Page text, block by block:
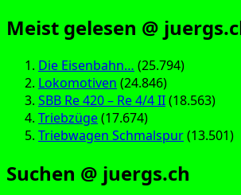
Meist gelesen @
Die Eisenbahn… (25.794)
Lokomotiven (24.846)
SBB Re 420 – Re 4/4 II(18.563)
Triebzüge(17.674)
Triebwagen Schmalspur(13.501)
Suchen @ juergs.ch